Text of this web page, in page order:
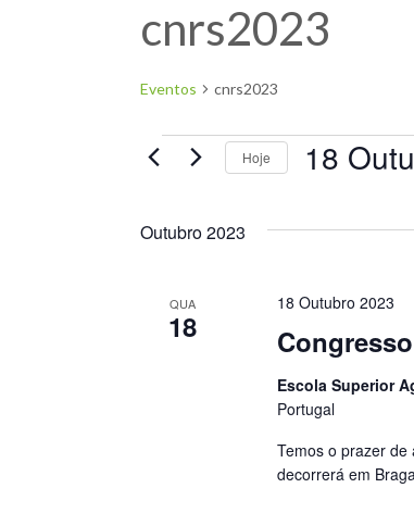
cnrs2023
Eventos cnrs2023
Hoje 18
Outubro 2023
QUA
18
18 Outubro 2023
Escola Superior
Portugal
Temos o prazer de
decorrerá em